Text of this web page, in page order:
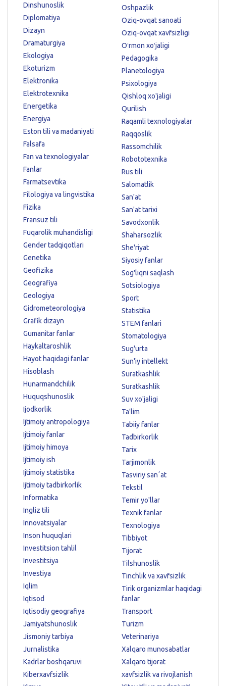
Dinshunoslik
Diplomatiya
Dizayn
Dramaturgiya
Ekologiya
Ekoturizm
Elektronika
Elektrotexnika
Energetika
Energiya
Eston tili va madaniyati
Falsafa
Fan va texnologiyalar
Fanlar
Farmatsevtika
Filologiya va lingvistika
Fizika
Fransuz tili
Fuqarolik muhandisligi
Gender tadqiqotlari
Genetika
Geofizika
Geografiya
Geologiya
Gidrometeorologiya
Grafik dizayn
Gumanitar fanlar
Haykaltaroshlik
Hayot haqidagi fanlar
Hisoblash
Hunarmandchilik
Huquqshunoslik
Ijodkorlik
Ijtimoiy antropologiya
Ijtimoiy fanlar
Ijtimoiy himoya
Ijtimoiy ish
Ijtimoiy statistika
Ijtimoiy tadbirkorlik
Informatika
Ingliz tili
Innovatsiyalar
Inson huquqlari
Investitsion tahlil
Investitsiya
Investiya
Iqlim
Iqtisod
Iqtisodiy geografiya
Jamiyatshunoslik
Jismoniy tarbiya
Jurnalistika
Kadrlar boshqaruvi
Kiberxavfsizlik
Oshpazlik
Oziq-ovqat sanoati
Oziq-ovqat xavfsizligi
Oʻrmon xoʻjaligi
Pedagogika
Planetologiya
Psixologiya
Qishloq xo'jaligi
Qurilish
Raqamli texnologiyalar
Raqqoslik
Rassomchilik
Robototexnika
Rus tili
Salomatlik
San'at
San'at tarixi
Savodxonlik
Shaharsozlik
She'riyat
Siyosiy fanlar
Sog'liqni saqlash
Sotsiologiya
Sport
Statistika
STEM fanlari
Stomatologiya
Sug'urta
Sun'iy intellekt
Suratkashlik
Suratkashlik
Suv xo'jaligi
Ta'lim
Tabiiy fanlar
Tadbirkorlik
Tarix
Tarjimonlik
Tasviriy sanʼat
Tekstil
Temir yo'llar
Texnik fanlar
Texnologiya
Tibbiyot
Tijorat
Tilshunoslik
Tinchlik va xavfsizlik
Tirik organizmlar haqidagi
fanlar
Transport
Turizm
Veterinariya
Xalqaro munosabatlar
Xalqaro tijorat
xavfsizlik va rivojlanish